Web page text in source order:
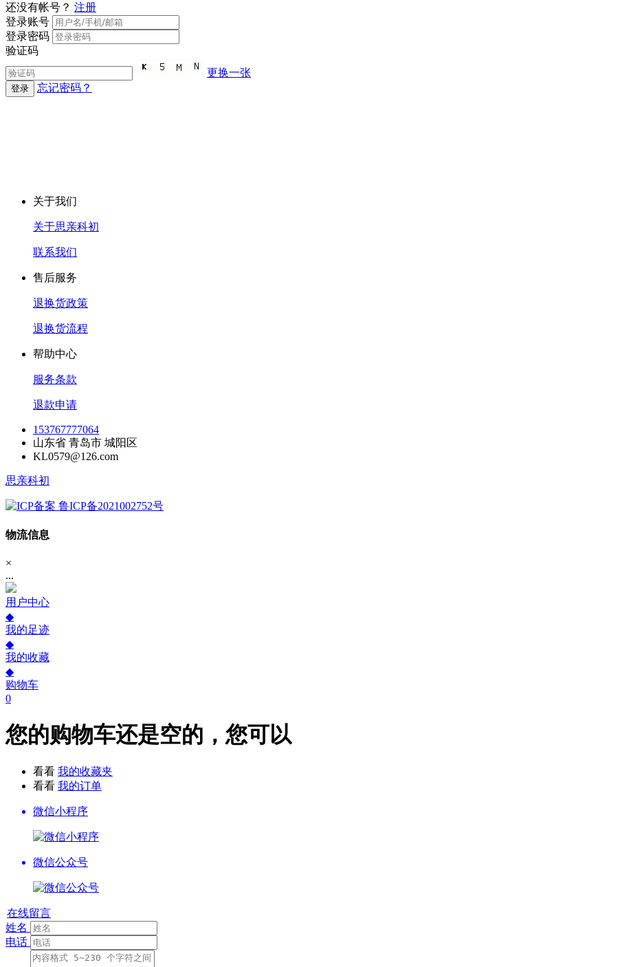
还没有帐号？ 注册
登录账号
登录密码
验证码
更换一张
登录 忘记密码？
关于我们
关于思亲科初
联系我们
售后服务
退换货政策
退换货流程
帮助中心
服务条款
退款申请
153767777064
山东省 青岛市 城阳区
KL0579@126.com
思亲科初
鲁ICP备2021002752号
物流信息
×
...
用户中心
◆
我的足迹
◆
我的收藏
◆
购物车
0
您的购物车还是空的，您可以
看看 我的收藏夹
看看 我的订单
微信小程序
微信公众号
在线留言
姓名
电话